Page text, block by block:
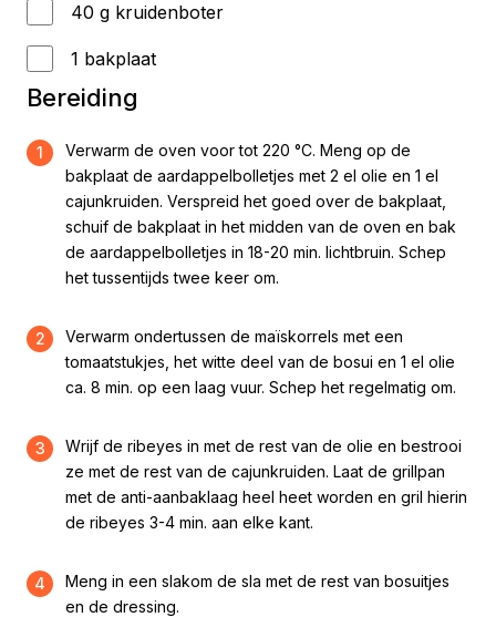
40 g kruidenboter
1 bakplaat
Bereiding
1
Verwarm de oven voor tot 220 °C. Meng op de
bakplaat de aardappelbolletjes met 2 el olie en 1 el
cajunkruiden. Verspreid het goed over de bakplaat,
schuif de bakplaat in het midden van de oven en bak
de aardappelbolletjes in 18-20 min. lichtbruin. Schep
het tussentijds twee keer om.
2
Verwarm ondertussen de maïskorrels met een
tomaatstukjes, het witte deel van de bosui en 1 el olie
ca. 8 min. op een laag vuur. Schep het regelmatig om.
3
Wrijf de ribeyes in met de rest van de olie en bestrooi
ze met de rest van de cajunkruiden. Laat de grillpan
met de anti-aanbaklaag heel heet worden en gril hierin
de ribeyes 3-4 min. aan elke kant.
4
Meng in een slakom de sla met de rest van bosuitjes
en de dressing.